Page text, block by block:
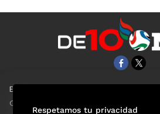
EL UNIVERSAL
Clase
Respetamos tu privacidad